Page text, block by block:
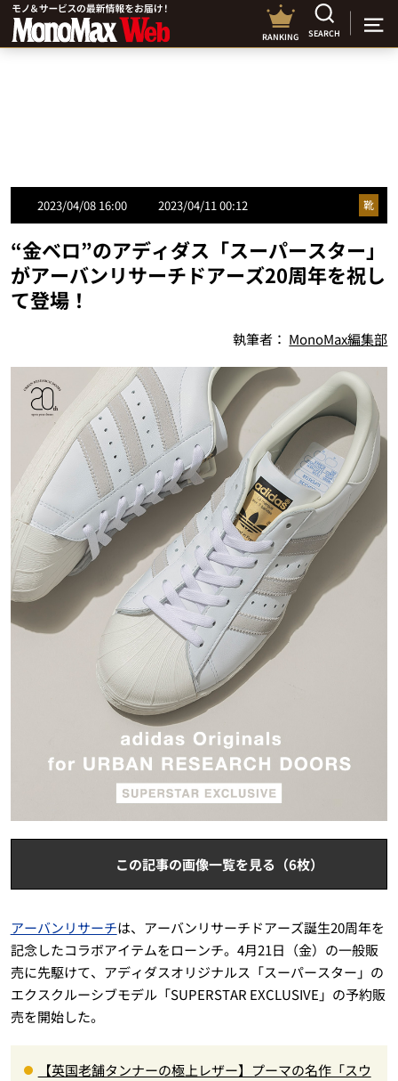
RANKING SEARCH
2023/04/08 16:00 2023/04/11 00:12 靴
“金ベロ”のアディダス「スーパースター」
がアーバンリサーチドアーズ20周年を祝し
て登場！
執筆者： MonoMax編集部
この記事の画像一覧を見る（6枚）
アーバンリサーチは、アーバンリサーチドアーズ誕生20周年を
記念したコラボアイテムをローンチ。4月21日（金）の一般販
売に先駆けて、アディダスオリジナルス「スーパースター」の
エクスクルーシブモデル「SUPERSTAR EXCLUSIVE」の予約販
売を開始した。
【英国老舗タンナーの極上レザー】プーマの名作「スウ